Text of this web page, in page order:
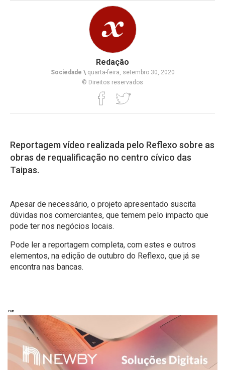
Redação
Sociedade \quarta-feira, setembro 30, 2020
© Direitos reservados
Reportagem vídeo realizada pelo Reflexo sobre as
obras de requalificação no centro cívico das
Taipas.
Apesar de necessário, o projeto apresentado suscita
dúvidas nos comerciantes, que temem pelo impacto que
pode ter nos negócios locais.
Pode ler a reportagem completa, com estes e outros
elementos, na edição de outubro do Reflexo, que já se
encontra nas bancas.
Pub